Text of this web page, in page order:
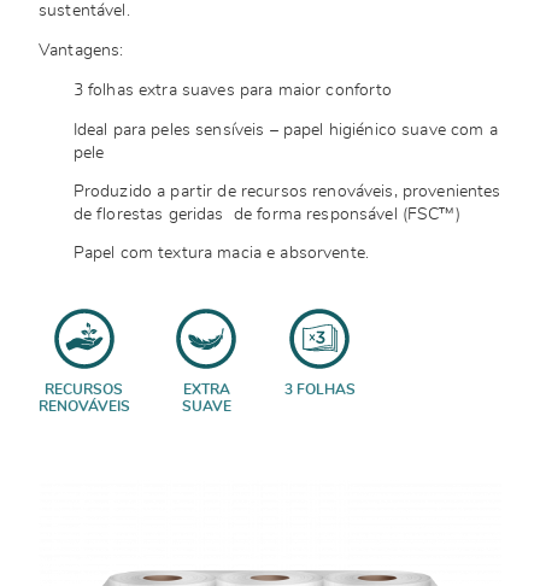
sustentável.
Vantagens:
3 folhas extra suaves para maior conforto
Ideal para peles sensíveis – papel higiénico suave com a
pele
Produzido a partir de recursos renováveis, provenientes
de florestas geridas de forma responsável (FSC™)
Papel com textura macia e absorvente.
RECURSOS
RENOVÁVEIS
EXTRA
SUAVE
3 FOLHAS